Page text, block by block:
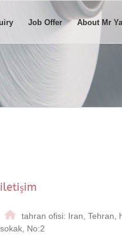
Job Offer About Mr
iletişim
tahran ofisi: Iran, Tehran,
sokak, No:2